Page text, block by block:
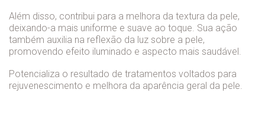
Além disso, contribui para a melhora da textura da pele,
deixando-a mais uniforme e suave ao toque. Sua ação
também auxilia na reflexão da luz sobre a pele,
promovendo efeito iluminado e aspecto mais saudável.
Potencializa o resultado de tratamentos voltados para
rejuvenescimento e melhora da aparência geral da pele.